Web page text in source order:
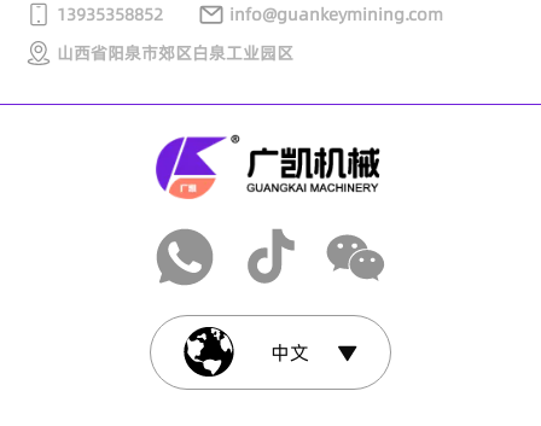
13935358852
info@guankeymining.com
山西省阳泉市郊区白泉工业园区
中文